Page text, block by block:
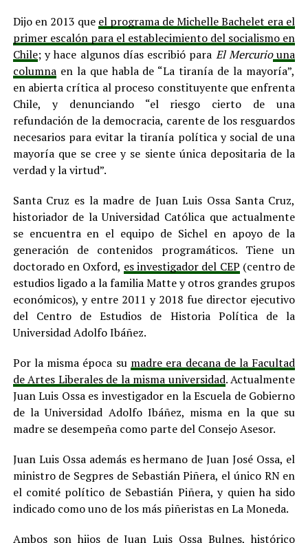
Dijo en 2013 que el programa de Michelle Bachelet era el
primer escalón para el establecimiento del socialismo en
Chile; y hace algunos días escribió para El Mercuriouna
columnaen la que habla de “La tiranía de la mayoría”,
en abierta crítica al proceso constituyente que enfrenta
Chile, y denunciando “el riesgo cierto de una
refundación de la democracia, carente de los resguardos
necesarios para evitar la tiranía política y social de una
mayoría que se cree y se siente única depositaria de la
verdad y la virtud”.
Santa Cruz es la madre de Juan Luis Ossa Santa Cruz,
historiador de la Universidad Católica que actualmente
se encuentra en el equipo de Sichel en apoyo de la
generación de contenidos programáticos. Tiene un
doctorado en Oxford, es investigador del CEP (centro de
estudios ligado a la familia Matte y otros grandes grupos
económicos), y entre 2011 y 2018 fue director ejecutivo
del Centro de Estudios de Historia Política de la
Universidad Adolfo Ibáñez.
Por la misma época su madre era decana de la Facultad
de Artes Liberales de la misma universidad. Actualmente
Juan Luis Ossa es investigador en la Escuela de Gobierno
de la Universidad Adolfo Ibáñez, misma en la que su
madre se desempeña como parte del Consejo Asesor.
Juan Luis Ossa además es hermano de Juan José Ossa, el
ministro de Segpres de Sebastián Piñera, el único RN en
el comité político de Sebastián Piñera, y quien ha sido
indicado como uno de los más piñeristas en La Moneda.
Ambos son hijos de Juan Luis Ossa Bulnes, histórico